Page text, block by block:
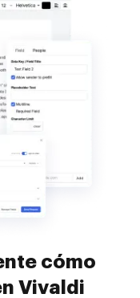
cómo
Vivaldi